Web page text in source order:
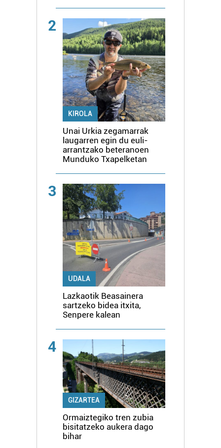
2
KIROLA
Unai Urkia zegamarrak
laugarren egin du euli-
arrantzako beteranoen
Munduko Txapelketan
3
UDALA
Lazkaotik Beasainera
sartzeko bidea itxita,
Senpere kalean
4
GIZARTEA
Ormaiztegiko tren zubia
bisitatzeko aukera dago
bihar